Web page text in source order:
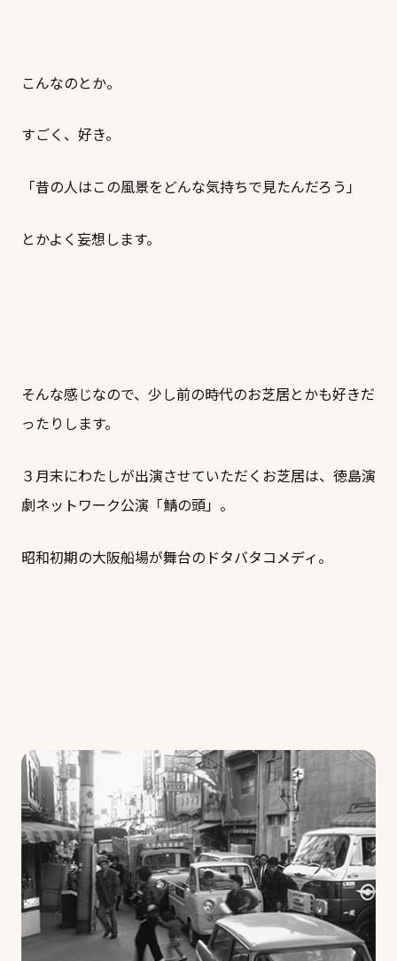
こんなのとか。
すごく、好き。
「昔の人はこの風景をどんな気持ちで見たんだろう」
とかよく妄想します。
そんな感じなので、少し前の時代のお芝居とかも好きだ
ったりします。
３月末にわたしが出演させていただくお芝居は、徳島演
劇ネットワーク公演「鯖の頭」。
昭和初期の大阪船場が舞台のドタバタコメディ。